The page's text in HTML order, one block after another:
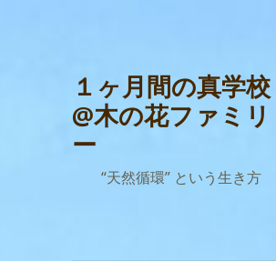
１ヶ月間の真学校
@木の花ファミリ
ー
“天然循環” という生き方